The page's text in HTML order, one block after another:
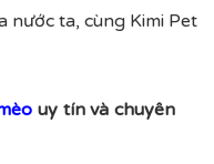
nước ta, cùng Kimi Pet
uy tín và chuyên